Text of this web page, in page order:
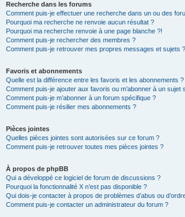
Recherche dans les forums
Comment puis-je effectuer une recherche dans un ou des
Pourquoi ma recherche ne renvoie aucun résultat ?
Pourquoi ma recherche renvoie à une page blanche ?!
Comment puis-je rechercher des membres ?
Comment puis-je retrouver mes propres messages et sujets ?
Favoris et abonnements
Quelle est la différence entre les favoris et les abonnements ?
Comment puis-je ajouter aux favoris ou m’abonner à un sujet
Comment puis-je m’abonner à un forum spécifique ?
Comment puis-je résilier mes abonnements ?
Pièces jointes
Quelles pièces jointes sont autorisées sur ce forum ?
Comment puis-je retrouver toutes mes pièces jointes ?
À propos de phpBB
Qui a développé ce logiciel de forum de discussions ?
Pourquoi la fonctionnalité X n’est pas disponible ?
Qui dois-je contacter à propos de problèmes d’abus ou
Comment puis-je contacter un administrateur du forum ?